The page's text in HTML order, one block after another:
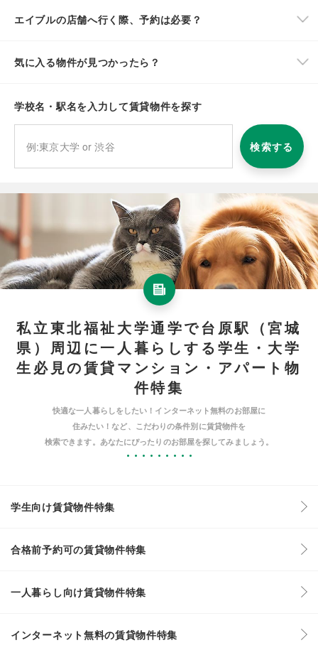
エイブルの店舗へ行く際、予約は必要？
気に入る物件が見つかったら？
学校名・駅名を入力して賃貸物件を探す
検索する
私立東北福祉大学通学で台原駅（宮城
県）周辺に一人暮らしする学生・大学
生必見の賃貸マンション・アパート物
件特集
快適な一人暮らしをしたい！インターネット無料のお部屋に
住みたい！など、こだわりの条件別に賃貸物件を
検索できます。あなたにぴったりのお部屋を探してみましょう。
学生向け賃貸物件特集
合格前予約可の賃貸物件特集
一人暮らし向け賃貸物件特集
インターネット無料の賃貸物件特集